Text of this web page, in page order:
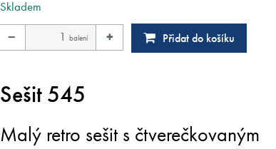
Skladem
− balení + Přidat do košíku
Sešit 545
Malý retro sešit s čtverečkovaným